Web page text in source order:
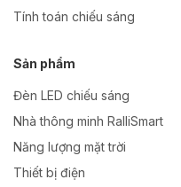
Tính toán chiếu sáng
Sản phẩm
Đèn LED chiếu sáng
Nhà thông minh RalliSmart
Năng lượng mặt trời
Thiết bị điện